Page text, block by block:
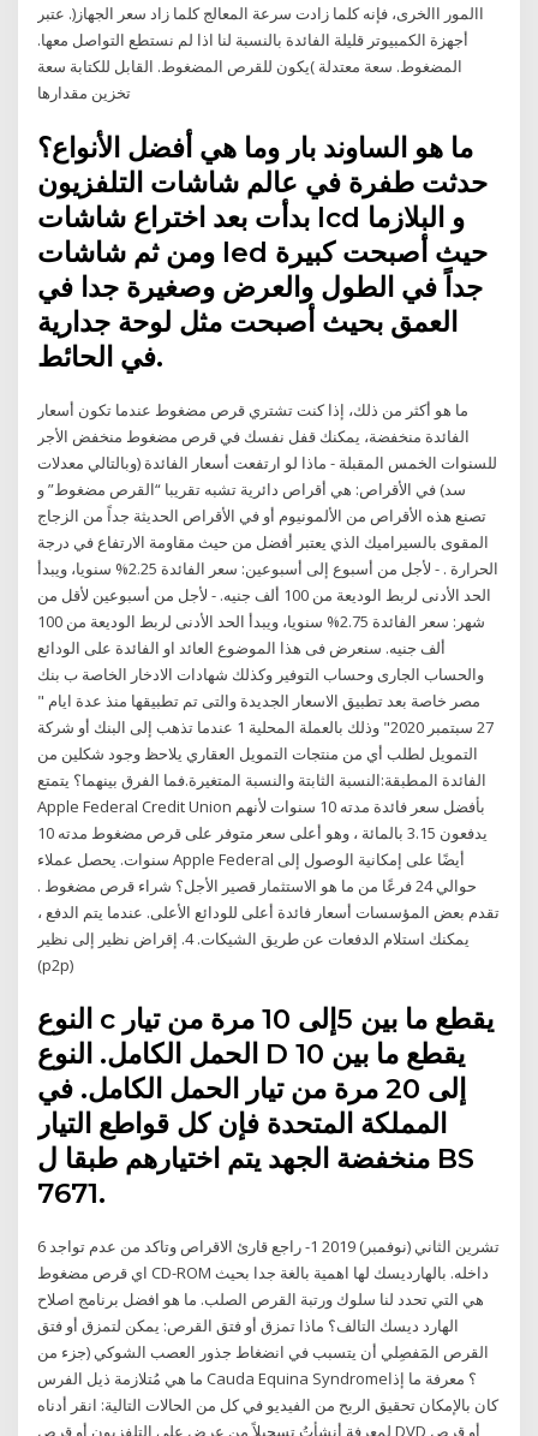
االمور االخرى، فإنه كلما زادت سرعة المعالج كلما زاد سعر الجهاز(. عتبر
أجهزة الكمبيوتر قليلة الفائدة بالنسبة لنا اذا لم نستطع التواصل معها.
المضغوط. سعة معتدلة )يكون للقرص المضغوط. القابل للكتابة سعة
تخزين مقدارها
ما هو الساوند بار وما هي أفضل الأنواع؟
حدثت طفرة في عالم شاشات التلفزيون
بدأت بعد اختراع شاشات lcd و البلازما
ومن ثم شاشات led حيث أصبحت كبيرة
جداً في الطول والعرض وصغيرة جدا في
العمق بحيث أصبحت مثل لوحة جدارية
في الحائط.
ما هو أكثر من ذلك، إذا كنت تشتري قرص مضغوط عندما تكون أسعار
الفائدة منخفضة، يمكنك قفل نفسك في قرص مضغوط منخفض الأجر
للسنوات الخمس المقبلة - ماذا لو ارتفعت أسعار الفائدة (وبالتالي معدلات
سد) في الأقراص: هي أقراص دائرية تشبه تقريبا “القرص مضغوط” و
تصنع هذه الأقراص من الألمونيوم أو في الأقراص الحديثة جداً من الزجاج
المقوى بالسيراميك الذي يعتبر أفضل من حيث مقاومة الارتفاع في درجة
الحرارة . - لأجل من أسبوع إلى أسبوعين: سعر الفائدة 2.25% سنويا، ويبدأ
الحد الأدنى لربط الوديعة من 100 ألف جنيه. - لأجل من أسبوعين لأقل من
شهر: سعر الفائدة 2.75% سنويا، ويبدأ الحد الأدنى لربط الوديعة من 100
ألف جنيه. سنعرض فى هذا الموضوع العائد او الفائدة على الودائع
والحساب الجارى وحساب التوفير وكذلك شهادات الادخار الخاصة ب بنك
مصر خاصة بعد تطبيق الاسعار الجديدة والتى تم تطبيقها منذ عدة ايام "
27 سبتمبر 2020" وذلك بالعملة المحلية 1 عندما تذهب إلى البنك أو شركة
التمويل لطلب أي من منتجات التمويل العقاري يلاحظ وجود شكلين من
الفائدة المطبقة:النسبة الثابتة والنسبة المتغيرة.فما الفرق بينهما؟ يتمتع
Apple Federal Credit Union بأفضل سعر فائدة مدته 10 سنوات لأنهم
يدفعون 3.15 بالمائة ، وهو أعلى سعر متوفر على قرص مضغوط مدته 10
سنوات. يحصل عملاء Apple Federal أيضًا على إمكانية الوصول إلى
حوالي 24 فرعًا من ما هو الاستثمار قصير الأجل؟ شراء قرص مضغوط .
تقدم بعض المؤسسات أسعار فائدة أعلى للودائع الأعلى. عندما يتم الدفع ،
يمكنك استلام الدفعات عن طريق الشيكات. 4. إقراض نظير إلى نظير
(p2p)
النوع c يقطع ما بين 5إلى 10 مرة من تيار
الحمل الكامل. النوع D يقطع ما بين 10
إلى 20 مرة من تيار الحمل الكامل. في
المملكة المتحدة فإن كل قواطع التيار
منخفضة الجهد يتم اختيارهم طبقا ل BS
7671.
6 تشرين الثاني (نوفمبر) 2019 1- راجع قارئ الاقراص وتاكد من عدم تواجد
اي قرص مضغوط CD-ROM داخله. بالهارديسك لها اهمية بالغة جدا بحيث
هي التي تحدد لنا سلوك ورتبة القرص الصلب. ما هو افضل برنامج اصلاح
الهارد ديسك التالف؟ ماذا تمزق أو فتق القرص: يمكن لتمزق أو فتق
القرص المَفصِلي أن يتسبب في انضغاط جذور العصب الشوكي (جزء من
ما هي مُتلازمة ذيل الفرس Cauda Equina Syndrome؟ معرفة ما إذا
كان بالإمكان تحقيق الربح من الفيديو في كل من الحالات التالية: انقر أدناه